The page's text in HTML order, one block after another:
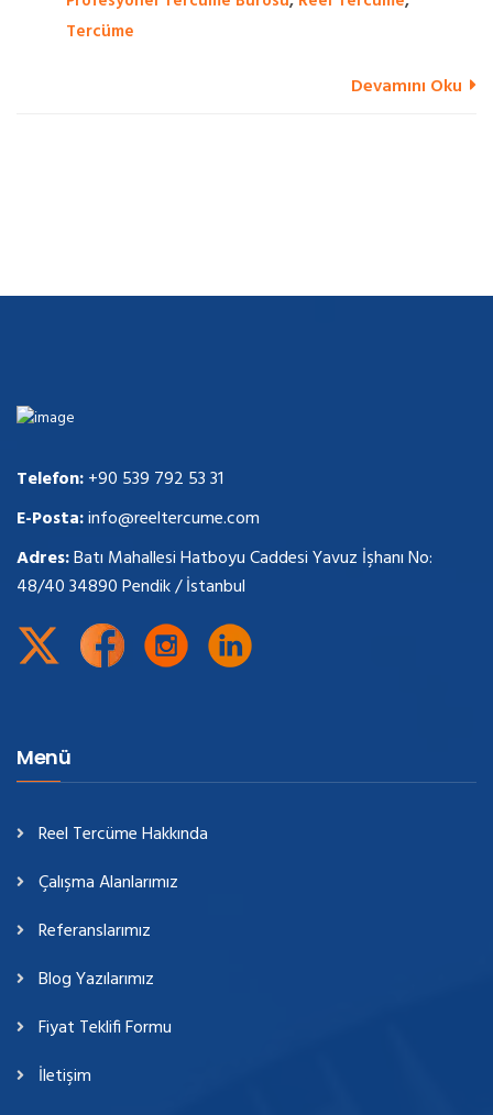
Tercüme
Devamını Oku
Telefon:+90 539 792 53 31
E-Posta:info@reeltercume.com
Adres:Batı Mahallesi Hatboyu Caddesi Yavuz İşhanı No:
48/40 34890 Pendik / İstanbul
Menü
Reel Tercüme Hakkında
Çalışma Alanlarımız
Referanslarımız
Blog Yazılarımız
Fiyat Teklifi Formu
İletişim